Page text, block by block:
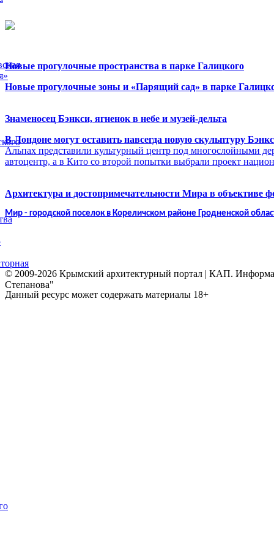
Новые прогулочные пространства в парке Галицкого
Новые прогулочные зоны и «Парящий сад» в парке
Знаменосец Бэнкси, ягненок в небе и музей-дельта
В Лондоне могут оставить навсегда новую скульптуру
Альпах представили культурный центр под многослойными
автоцентр, а в Кито со второй попытки выбрали проект
Архитектура и достопримечательности Мира в объективе
Мир - городской поселок в Кореличском районе Гродненской
© 2009-2026 Крымский архитектурный портал | КАП.
Степанова"
Данный ресурс может содержать материалы 18+